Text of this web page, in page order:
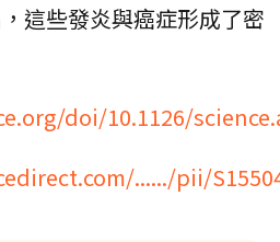
這些發炎與癌症形成了密
doi/10.1126/
....../pii/